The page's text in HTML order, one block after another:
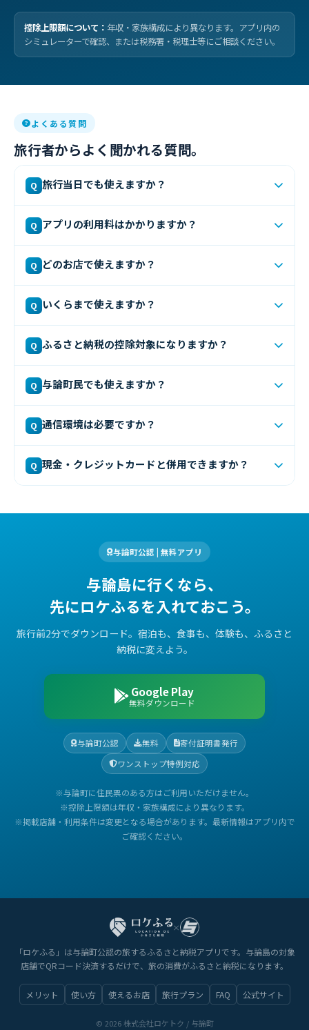
控除上限額について： 年収・家族構成により異なります。アプリ内の
シミュレーターで確認、または税務署・税理士等にご相談ください。
よくある質問
旅行者からよく聞かれる質問。
Q 旅行当日でも使えますか？
プリのダウンロードと会員登録（無料）が必要です。登録
は数分程度かかりますので、出発前に済ませておくことを
おすすめします。
Q アプリの利用料はかかりますか？
プリ利用料・手数料・年会費などは一切かかりません。
Q どのお店で使えますか？
ロンなど多数の対象店舗でご利用いただけます。このペー
ジの「使えるお店一覧」またはアプリ内マップで確認でき
ます。※掲載店舗・利用条件は変更となる場合がありま
Q いくらまで使えますか？
除額によって異なります。アプリ内のシミュレーターで目
安を確認できます。
Q ふるさと納税の控除対象になりますか？
して認定されており、確定申告またはワンストップ特例制
度を利用することで税控除の対象となります。寄付証明書
はアプリ内でダウンロードできます。
Q 与論町民でも使えますか？
納税ができません。これはふるさと納税制度の規定による
もので、自分が住んでいる自治体への寄付は認められない
ためです。
Q 通信環境は必要ですか？
またはWi-Fi）が必要です。主要な観光スポットや対象店
舗周辺では概ね問題なくご利用いただけます。
Q 現金・クレジットカードと併用できますか？
与論町公認 | 無料アプリ
与論島に行くなら、
先にロケふるを入れておこう。
旅行前2分でダウンロード。宿泊も、食事も、体験も、ふるさと
納税に変えよう。
Google Play
無料ダウンロード
与論町公認 無料
寄付証明書発行
ワンストップ特例対応
※与論町に住民票のある方はご利用いただけません。
※控除上限額は年収・家族構成により異なります。
※掲載店舗・利用条件は変更となる場合があります。最新情報はアプリ内で
ご確認ください。
×
「ロケふる」は与論町公認の旅するふるさと納税アプリです。与論島の対象
店舗でQRコード決済するだけで、旅の消費がふるさと納税になります。
メリット 使い方 使えるお店 旅行プラン FAQ 公式サイト
© 2026 株式会社ロケトク / 与論町